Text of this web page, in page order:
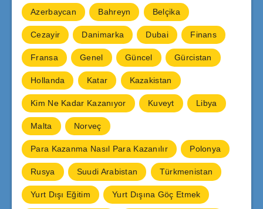
Azerbaycan Bahreyn Belçika
Cezayir Danimarka Dubai Finans
Fransa Genel Güncel Gürcistan
Hollanda Katar Kazakistan
Kim Ne Kadar Kazanıyor Kuveyt Libya
Malta Norveç
Para Kazanma Nasıl Para Kazanılır Polonya
Rusya Suudi Arabistan Türkmenistan
Yurt Dışı Eğitim Yurt Dışına Göç Etmek